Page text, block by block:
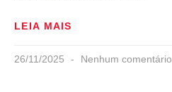
LEIA MAIS
26/11/2025 Nenhum comentário